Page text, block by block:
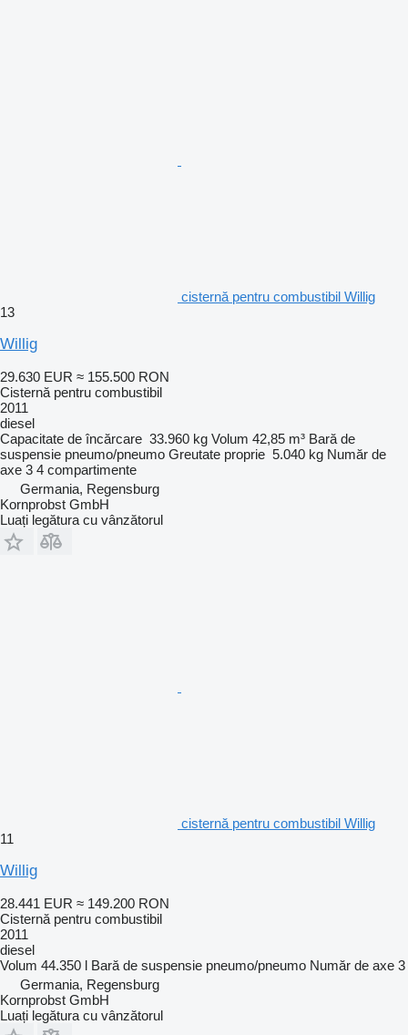
cisternă pentru combustibil Willig
13
Willig
29.630 EUR ≈ 155.500 RON
Cisternă pentru combustibil
2011
diesel
Capacitate de încărcare 33.960 kg Volum 42,85 m³ Bară de
suspensie pneumo/pneumo Greutate proprie 5.040 kg Număr de
axe 3 4 compartimente
Germania, Regensburg
Kornprobst GmbH
Luați legătura cu vânzătorul
cisternă pentru combustibil Willig
11
Willig
28.441 EUR ≈ 149.200 RON
Cisternă pentru combustibil
2011
diesel
Volum 44.350 l Bară de suspensie pneumo/pneumo Număr de axe 3
Germania, Regensburg
Kornprobst GmbH
Luați legătura cu vânzătorul